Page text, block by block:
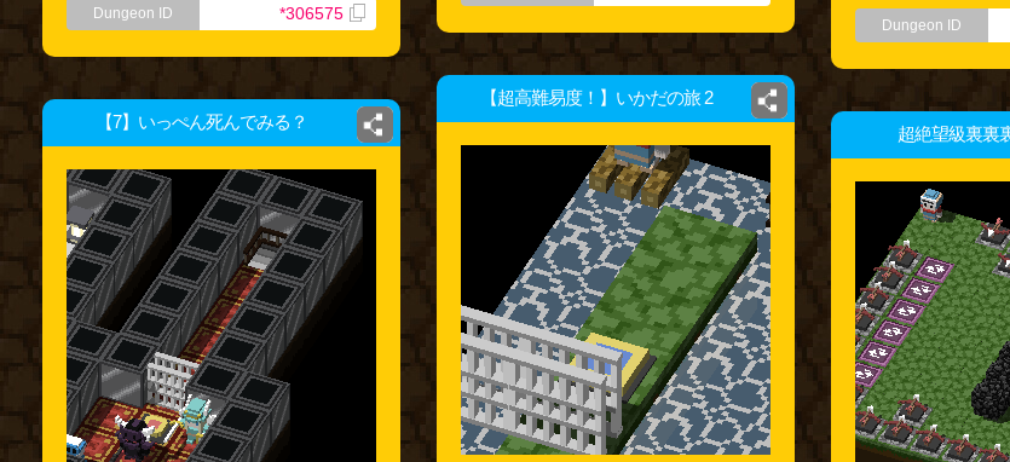
Dungeon ID
Dungeon ID *306575
【超高難易度！】いかだの旅 2
【7】いっぺん死んでみる？
超絶望級裏裏